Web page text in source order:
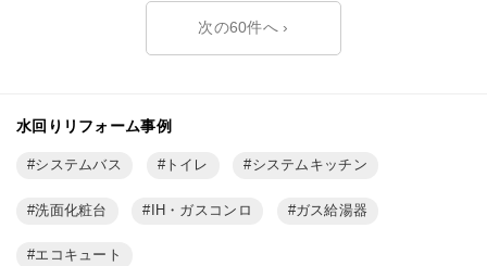
›
水回りリフォーム事例
システムバス トイレ システムキッチン
洗面化粧台 IH・ガスコンロ ガス給湯器
エコキュート